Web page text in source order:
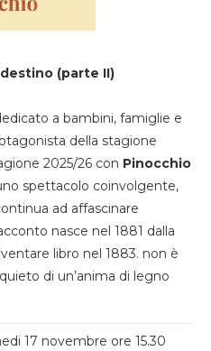
(parte II)
a bambini, famiglie e
della stagione
2025/26 con Pinocchio
spettacolo coinvolgente,
ad affascinare
nasce nel 1881 dalla
libro nel 1883. non è
di un’anima di legno
17 novembre ore 15.30